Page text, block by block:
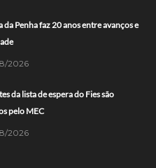
da Penha faz 20 anos entre avanços e
2026
da lista de espera do Fies são
pelo MEC
2026